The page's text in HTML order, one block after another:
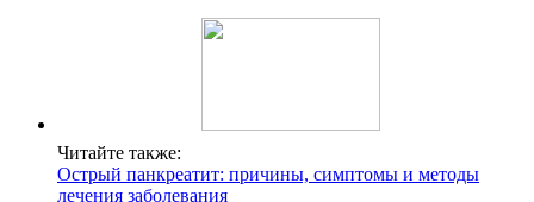
Читайте также:
Острый панкреатит: причины, симптомы и методы
лечения заболевания